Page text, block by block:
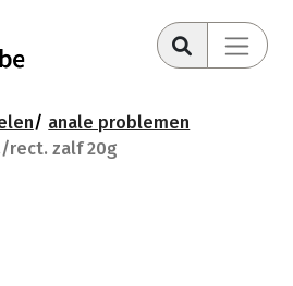
anale problemen
rect. zalf 20g